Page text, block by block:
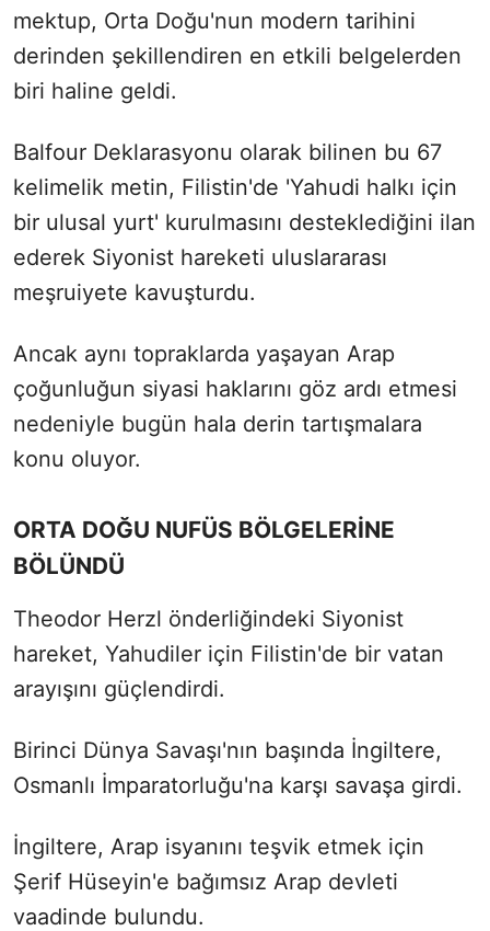
mektup, Orta Doğu'nun modern tarihini
derinden şekillendiren en etkili belgelerden
biri haline geldi.
Balfour Deklarasyonu olarak bilinen bu 67
kelimelik metin, Filistin'de 'Yahudi halkı için
bir ulusal yurt' kurulmasını desteklediğini ilan
ederek Siyonist hareketi uluslararası
meşruiyete kavuşturdu.
Ancak aynı topraklarda yaşayan Arap
çoğunluğun siyasi haklarını göz ardı etmesi
nedeniyle bugün hala derin tartışmalara
konu oluyor.
ORTA DOĞU NUFÜS BÖLGELERİNE
BÖLÜNDÜ
Theodor Herzl önderliğindeki Siyonist
hareket, Yahudiler için Filistin'de bir vatan
arayışını güçlendirdi.
Birinci Dünya Savaşı'nın başında İngiltere,
Osmanlı İmparatorluğu'na karşı savaşa girdi.
İngiltere, Arap isyanını teşvik etmek için
Şerif Hüseyin'e bağımsız Arap devleti
vaadinde bulundu.